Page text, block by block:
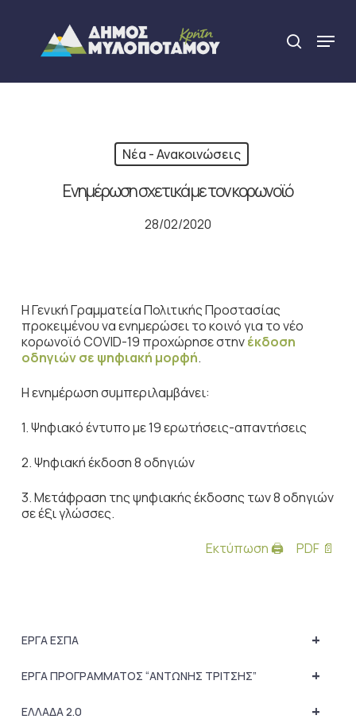
content
search
Menu
Νέα - Ανακοινώσεις
Ενημέρωση σχετικά με τον κορωνοϊό
28/02/2020
Η Γενική Γραμματεία Πολιτικής Προστασίας
προκειμένου να ενημερώσει το κοινό για το νέο
κορωνοϊό COVID-19 προχώρησε στηνέκδοση
οδηγιών σε ψηφιακή μορφή.
Η ενημέρωση συμπεριλαμβάνει:
1. Ψηφιακό έντυπο με 19 ερωτήσεις-απαντήσεις
2. Ψηφιακή έκδοση 8 οδηγιών
3. Μετάφραση της ψηφιακής έκδοσης των 8 οδηγιών
σε έξι γλώσσες.
Εκτύπωση 🖨
PDF 📄
+
ΕΡΓΑ ΕΣΠΑ
+
ΕΡΓΑ ΠΡΟΓΡΑΜΜΑΤΟΣ “ΑΝΤΩΝΗΣ ΤΡΙΤΣΗΣ”
+
ΕΛΛΑΔΑ 2.0
Close